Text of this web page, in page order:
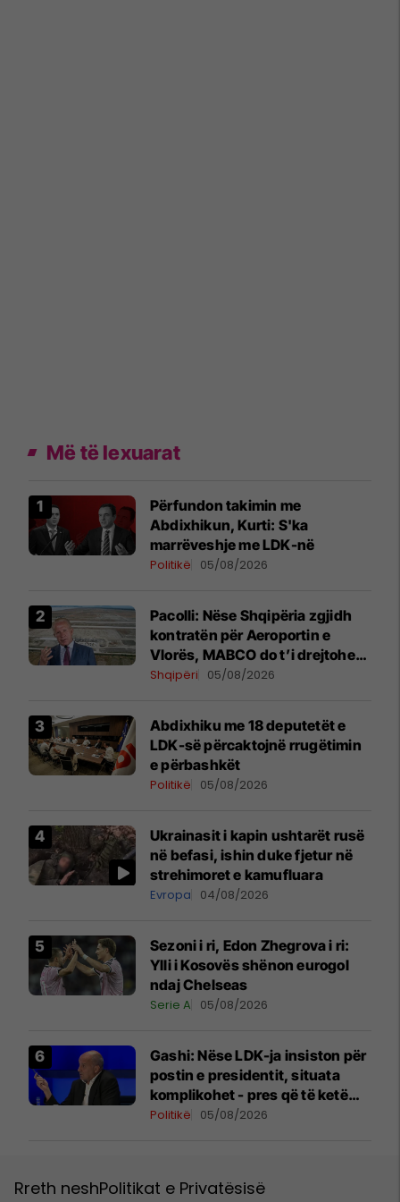
Më të lexuarat
Përfundon takimin me
Abdixhikun, Kurti: S'ka
marrëveshje me LDK-në
Politikë 05/08/2026
Pacolli: Nëse Shqipëria zgjidh
kontratën për Aeroportin e
Vlorës, MABCO do t’i drejtohet
arbitrazhit ndërkombëtar
Shqipëri 05/08/2026
Abdixhiku me 18 deputetët e
LDK-së përcaktojnë rrugëtimin
e përbashkët
Politikë 05/08/2026
Ukrainasit i kapin ushtarët rusë
në befasi, ishin duke fjetur në
strehimoret e kamufluara
Evropa 04/08/2026
Sezoni i ri, Edon Zhegrova i ri:
Ylli i Kosovës shënon eurogol
ndaj Chelseas
Serie A 05/08/2026
Gashi: Nëse LDK-ja insiston për
postin e presidentit, situata
komplikohet - pres që të ketë
lëshim
Politikë 05/08/2026
Rreth neshPolitikat e Privatësisë